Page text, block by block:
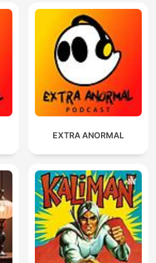
EXTRA ANORMAL